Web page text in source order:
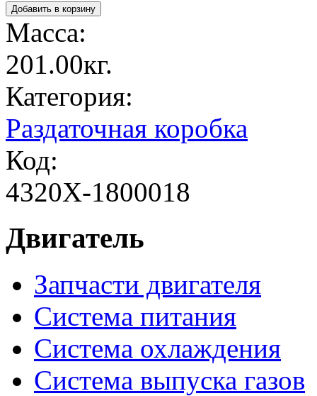
Масса:
201.00кг.
Категория:
Раздаточная коробка
Код:
4320Х-1800018
Двигатель
Запчасти двигателя
Система питания
Система охлаждения
Система выпуска газов